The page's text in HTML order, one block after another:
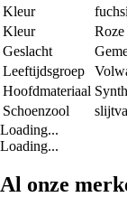
Kleur
Kleur
Roze
Geslacht
Leeftijdsgroep
Hoofdmateriaal
Schoenzool
Loading...
Loading...
Al onze